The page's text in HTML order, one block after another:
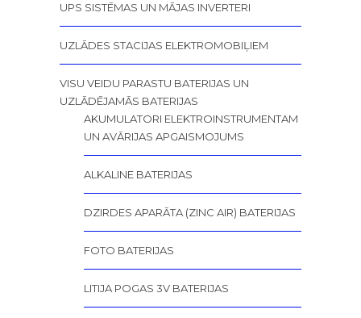
UPS SISTĒMAS UN MĀJAS INVERTERI
UZLĀDES STACIJAS ELEKTROMOBIĻIEM
VISU VEIDU PARASTU BATERIJAS UN
UZLĀDĒJAMĀS BATERIJAS
AKUMULATORI ELEKTROINSTRUMENTAM
UN AVĀRIJAS APGAISMOJUMS
ALKALINE BATERIJAS
DZIRDES APARĀTA (ZINC AIR) BATERIJAS
FOTO BATERIJAS
LITIJA POGAS 3V BATERIJAS